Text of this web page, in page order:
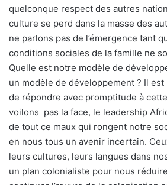
quelconque respect des autres
culture se perd dans la masse des
ne parlons pas de l’émergence tant
conditions sociales de la famille ne
Quelle est notre modèle de
un modèle de développement ? Il
de répondre avec promptitude à
voilons pas la face, le leadership
de tout ce maux qui rongent notre
en nous tous un avenir incertain.
leurs cultures, leurs langues dans
un plan colonialiste pour nous